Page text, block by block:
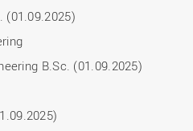
(01.09.2025)
B.Sc. (01.09.2025)